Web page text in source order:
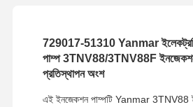
729017-51310 Yanmar
পাম্প 3TNV88/3TNV88F ইনজেকশন
প্রতিস্থাপন অংশ
এই ইনজেকশন পাম্পটি Yanmar 3TNV88